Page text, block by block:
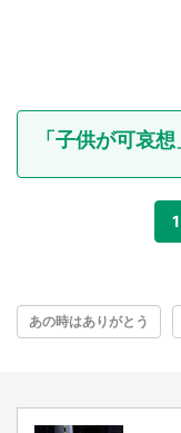
「子供が可哀想
1
あの時はありがとう